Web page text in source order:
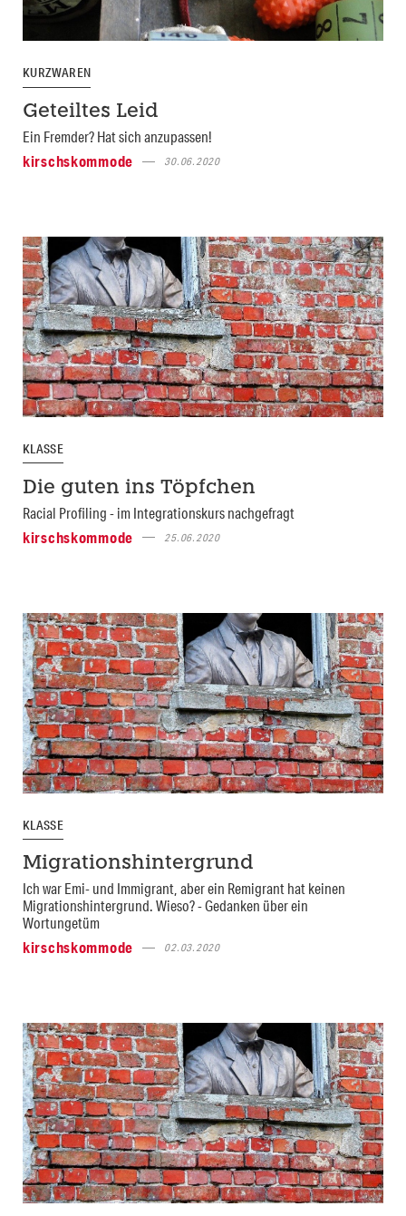
KURZWAREN
Geteiltes Leid
Ein Fremder? Hat sich anzupassen!
kirschskommode
30.06.2020
KLASSE
Die guten ins Töpfchen
Racial Profiling - im Integrationskurs nachgefragt
kirschskommode
25.06.2020
KLASSE
Migrationshintergrund
Ich war Emi- und Immigrant, aber ein Remigrant hat keinen
Migrationshintergrund. Wieso? - Gedanken über ein
Wortungetüm
kirschskommode
02.03.2020